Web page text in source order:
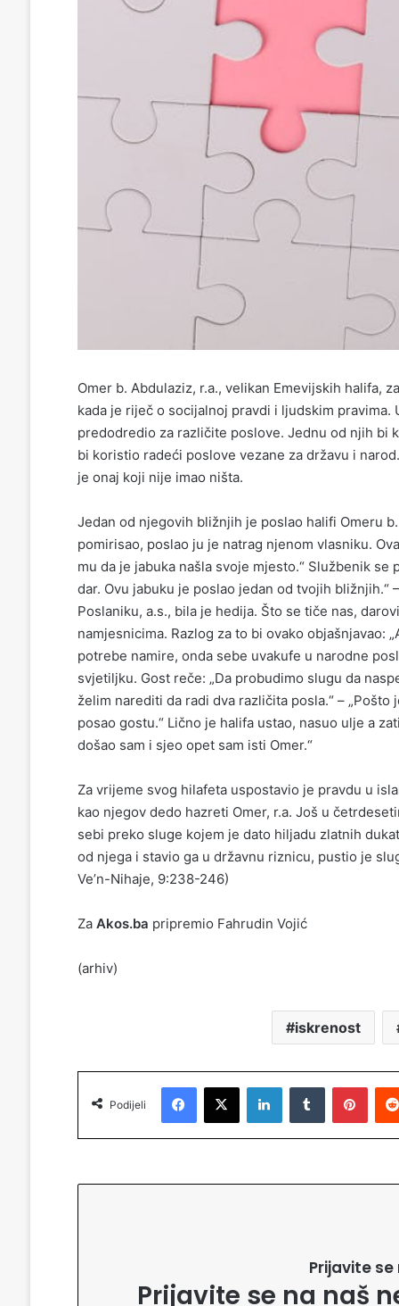
Omer b. Abdulaziz, r.a., velikan Emevijskih halifa,
kada je riječ o socijalnoj pravdi i ljudskim
predodredio za različite poslove. Jednu od njih bi
bi koristio radeći poslove vezane za državu i
je onaj koji nije imao ništa.
Jedan od njegovih bližnjih je poslao halifi Omeru
pomirisao, poslao ju je natrag njenom vlasniku.
mu da je jabuka našla svoje mjesto.“ Službenik
dar. Ovu jabuku je poslao jedan od tvojih bližnjih.“
Poslaniku, a.s., bila je hedija. Što se tiče nas,
namjesnicima. Razlog za to bi ovako objašnjavao:
potrebe namire, onda sebe uvakufe u narodne
svjetiljku. Gost reče: „Da probudimo slugu da
želim narediti da radi dva različita posla.“ –
posao gostu.“ Lično je halifa ustao, nasuo ulje a
došao sam i sjeo opet sam isti Omer.“
Za vrijeme svog hilafeta uspostavio je pravdu u
kao njegov dedo hazreti Omer, r.a. Još u
sebi preko sluge kojem je dato hiljadu zlatnih
od njega i stavio ga u državnu riznicu, pustio je
Ve’n-Nihaje, 9:238-246)
Za Akos.ba pripremio Fahrudin Vojić
(arhiv)
iskrenost
Podijeli
Facebook X LinkedIn Tumblr Pinterest
Prijavite
Prijavite se na naš